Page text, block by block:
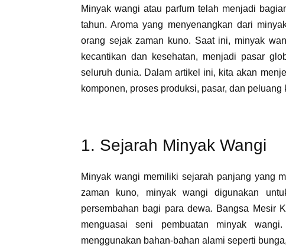
Minyak wangi atau parfum telah menjadi
tahun. Aroma yang menyenangkan dari
orang sejak zaman kuno. Saat ini, minyak
kecantikan dan kesehatan, menjadi pasar
seluruh dunia. Dalam artikel ini, kita akan
komponen, proses produksi, pasar, dan peluang
1. Sejarah Minyak Wangi
Minyak wangi memiliki sejarah panjang yang
zaman kuno, minyak wangi digunakan
persembahan bagi para dewa. Bangsa Mesir
menguasai seni pembuatan minyak
menggunakan bahan-bahan alami seperti